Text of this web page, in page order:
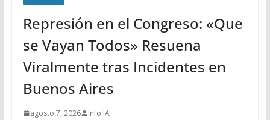
Represión en el Congreso: «Que
se Vayan Todos» Resuena
Viralmente tras Incidentes en
Buenos Aires
agosto 7, 2026 Info IA